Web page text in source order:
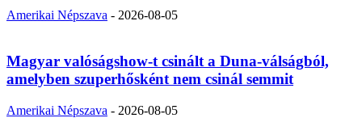
Amerikai Népszava - 2026-08-05
Magyar valóságshow-t csinált a Duna-válságból,
amelyben szuperhősként nem csinál semmit
Amerikai Népszava - 2026-08-05